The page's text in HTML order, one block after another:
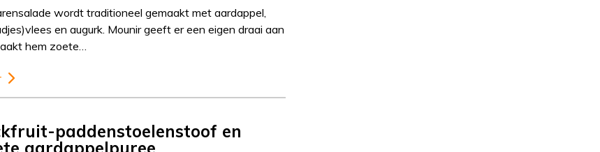
wordt traditioneel gemaakt met aardappel,
en augurk. Mounir geeft er een eigen draai aan
hem zoete…
paddenstoelenstoof en
aardappelpuree